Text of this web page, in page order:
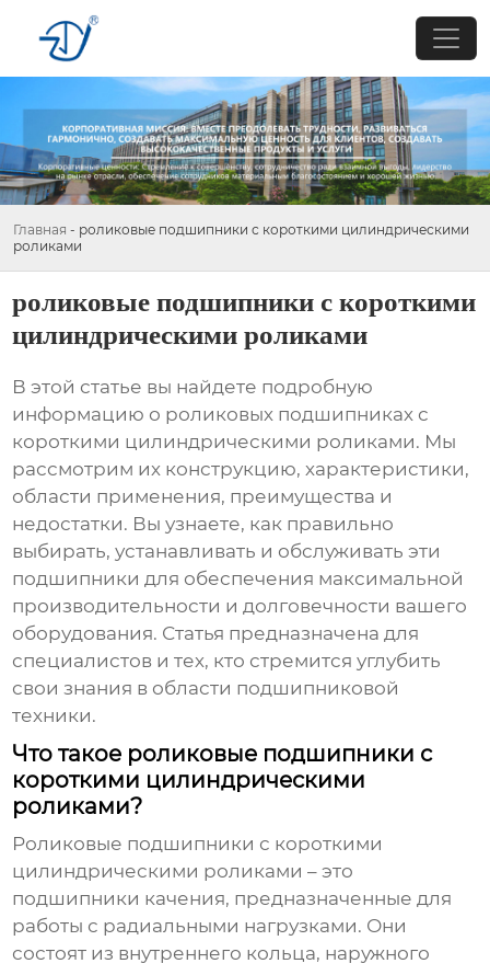
Главная - роликовые подшипники с короткими цилиндрическими
роликами
роликовые подшипники с короткими
цилиндрическими роликами
В этой статье вы найдете подробную
информацию о роликовых подшипниках с
короткими цилиндрическими роликами. Мы
рассмотрим их конструкцию, характеристики,
области применения, преимущества и
недостатки. Вы узнаете, как правильно
выбирать, устанавливать и обслуживать эти
подшипники для обеспечения максимальной
производительности и долговечности вашего
оборудования. Статья предназначена для
специалистов и тех, кто стремится углубить
свои знания в области подшипниковой
техники.
Что такое роликовые подшипники с
короткими цилиндрическими
роликами?
Роликовые подшипники с короткими
цилиндрическими роликами – это
подшипники качения, предназначенные для
работы с радиальными нагрузками. Они
состоят из внутреннего кольца, наружного